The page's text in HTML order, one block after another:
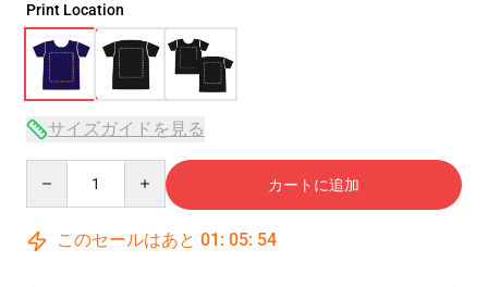
Print Location
サイズガイドを見る
カートに追加
このセールはあと 01 : 05: 53